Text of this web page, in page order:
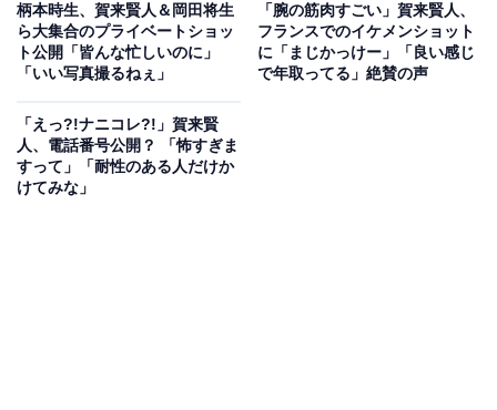
柄本時生、賀来賢人＆岡田将生
ら大集合のプライベートショッ
ト公開「皆んな忙しいのに」
「いい写真撮るねぇ」
「腕の筋肉すごい」賀来賢人、
フランスでのイケメンショット
に「まじかっけー」「良い感じ
で年取ってる」絶賛の声
「えっ?!ナニコレ?!」賀来賢
人、電話番号公開？ 「怖すぎま
すって」「耐性のある人だけか
けてみな」